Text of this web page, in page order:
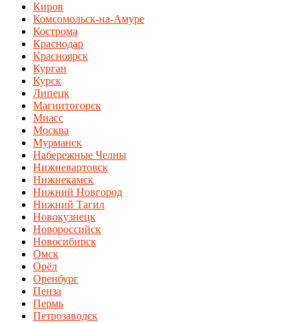
Киров
Комсомольск-на-Амуре
Кострома
Краснодар
Красноярск
Курган
Курск
Липецк
Магнитогорск
Миасс
Москва
Мурманск
Набережные Челны
Нижневартовск
Нижнекамск
Нижний Новгород
Нижний Тагил
Новокузнецк
Новороссийск
Новосибирск
Омск
Орёл
Оренбург
Пенза
Пермь
Петрозаводск